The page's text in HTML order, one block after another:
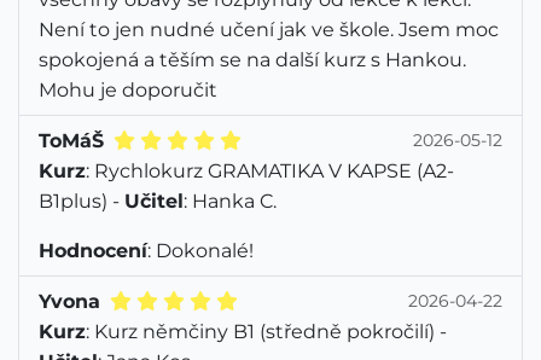
Není to jen nudné učení jak ve škole. Jsem moc
spokojená a těším se na další kurz s Hankou.
Mohu je doporučit
ToMáŠ 2026-05-12
Kurz: Rychlokurz GRAMATIKA V KAPSE (A2-
B1plus) - Učitel: Hanka C.
Hodnocení: Dokonalé!
Yvona 2026-04-22
Kurz: Kurz němčiny B1 (středně pokročilí) -